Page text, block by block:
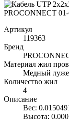
Артикул
119363
Бренд
Материал жил
Медный
Количество жил
4
Описание
Вес:
Высота: